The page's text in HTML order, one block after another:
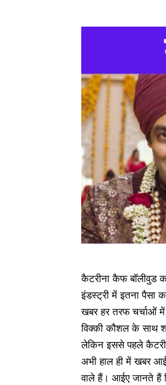
कैटरीना कैफ बॉलीवुड
इंडस्ट्री में इतना पैसा
खबर हर तरफ चर्चाओं
विक्की कौशल के साथ
लेकिन इससे पहले
अभी हाल ही में खबर
वाले हैं। आईए जानते हैं